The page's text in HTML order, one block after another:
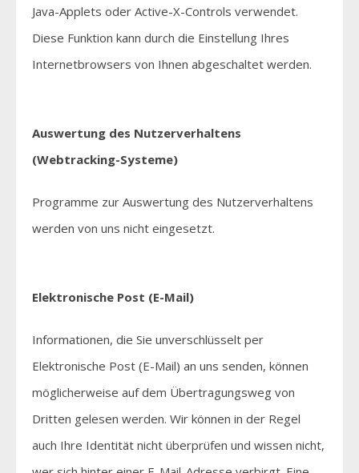
Java-Applets oder Active-X-Controls verwendet.
Diese Funktion kann durch die Einstellung Ihres
Internetbrowsers von Ihnen abgeschaltet werden.
Auswertung des Nutzerverhaltens
(Webtracking-Systeme)
Programme zur Auswertung des Nutzerverhaltens
werden von uns nicht eingesetzt.
Elektronische Post (E-Mail)
Informationen, die Sie unverschlüsselt per
Elektronische Post (E-Mail) an uns senden, können
möglicherweise auf dem Übertragungsweg von
Dritten gelesen werden. Wir können in der Regel
auch Ihre Identität nicht überprüfen und wissen nicht,